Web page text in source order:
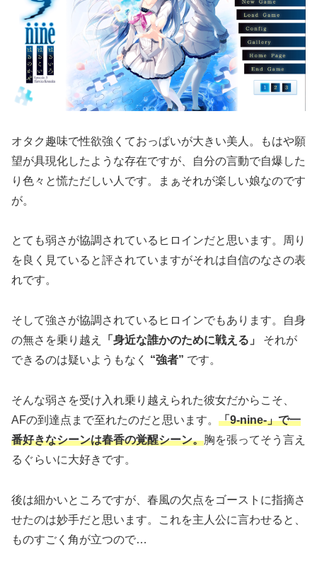
オタク趣味で性欲強くておっぱいが大きい美人。もはや願
望が具現化したような存在ですが、自分の言動で自爆した
り色々と慌ただしい人です。まぁそれが楽しい娘なのです
が。
とても弱さが協調されているヒロインだと思います。周り
を良く見ていると評されていますがそれは自信のなさの表
れです。
そして強さが協調されているヒロインでもあります。自身
の無さを乗り越え
「身近な誰かのために戦える」
それが
できるのは疑いようもなく
“強者” です。
そんな弱さを受け入れ乗り越えられた彼女だからこそ、
AFの到達点まで至れたのだと思います。 「9-nine-」で一
番好きなシーンは春香の覚醒シーン。胸を張ってそう言え
るぐらいに大好きです。
後は細かいところですが、春風の欠点をゴーストに指摘さ
せたのは妙手だと思います。これを主人公に言わせると、
ものすごく角が立つので…